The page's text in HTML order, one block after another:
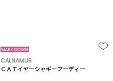
CALNAMUR
ＣＡＴイヤーシャギーフーディー